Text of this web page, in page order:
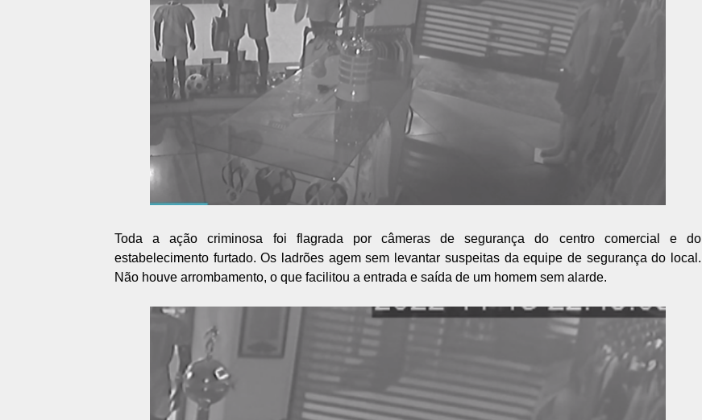
Toda a ação criminosa foi flagrada por câmeras de segurança do centro comercial e do
estabelecimento furtado. Os ladrões agem sem levantar suspeitas da equipe de segurança do local.
Não houve arrombamento, o que facilitou a entrada e saída de um homem sem alarde.